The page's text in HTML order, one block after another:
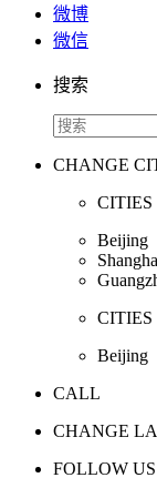
微博
微信
搜索
CHANGE
CITIES
Beijing
CITIES
Beijing
CALL
CHANGE
FOLLOW US